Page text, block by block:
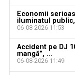
vacante
Bărbat de
Economii
iluminatul
06-08-2026 11:53
Accident pe DJ
mangă”, ...
06-08-2026 11:49